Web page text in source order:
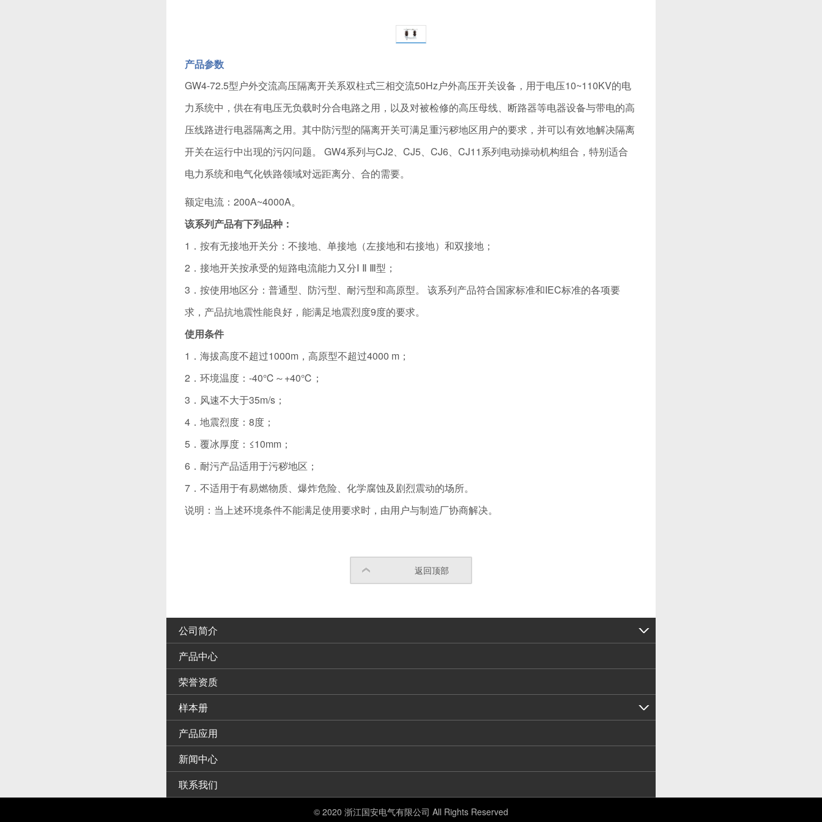
产品参数
GW4-72.5型户外交流高压隔离开关系双柱式三相交流50Hz户外高压开关设备，用于电压10~110KV的电
力系统中，供在有电压无负载时分合电路之用，以及对被检修的高压母线、断路器等电器设备与带电的高
压线路进行电器隔离之用。其中防污型的隔离开关可满足重污秽地区用户的要求，并可以有效地解决隔离
开关在运行中出现的污闪问题。 GW4系列与CJ2、CJ5、CJ6、CJ11系列电动操动机构组合，特别适合
电力系统和电气化铁路领域对远距离分、合的需要。
额定电流：200A~4000A。
该系列产品有下列品种：
1．按有无接地开关分：不接地、单接地（左接地和右接地）和双接地；
2．接地开关按承受的短路电流能力又分Ⅰ Ⅱ Ⅲ型；
3．按使用地区分：普通型、防污型、耐污型和高原型。 该系列产品符合国家标准和IEC标准的各项要
求，产品抗地震性能良好，能满足地震烈度9度的要求。
使用条件
1．海拔高度不超过1000m，高原型不超过4000 m；
2．环境温度：-40℃～+40℃；
3．风速不大于35m/s；
4．地震烈度：8度；
5．覆冰厚度：≤10mm；
6．耐污产品适用于污秽地区；
7．不适用于有易燃物质、爆炸危险、化学腐蚀及剧烈震动的场所。
说明：当上述环境条件不能满足使用要求时，由用户与制造厂协商解决。
返回顶部
公司简介
产品中心
荣誉资质
样本册
产品应用
新闻中心
联系我们
© 2020 浙江国安电气有限公司 All Rights Reserved